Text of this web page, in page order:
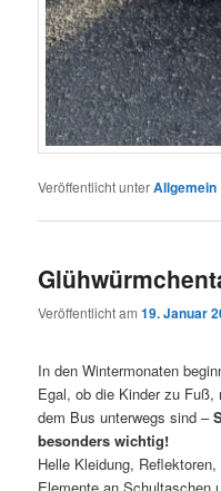
Veröffentlicht unterAllgemein
Veröffentlicht am19. Januar
In den Wintermonaten
Egal, ob die Kinder zu Fuß,
dem Bus unterwegs sind –
besonders wichtig!
Helle Kleidung,